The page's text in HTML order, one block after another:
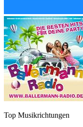
Top Musikrichtungen